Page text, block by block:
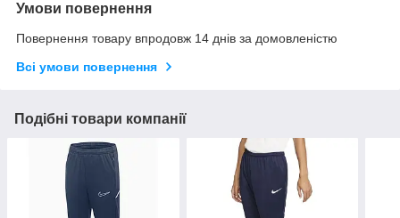
Умови повернення
Повернення товару впродовж 14 днів за домовленістю
Всі умови повернення
Подібні товари компанії